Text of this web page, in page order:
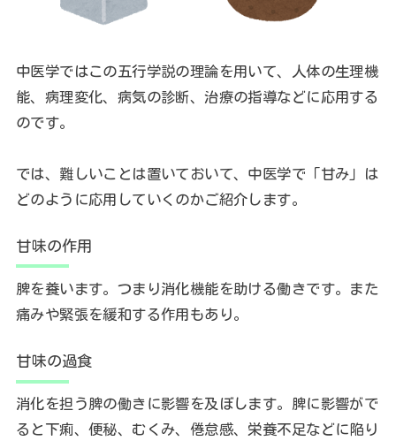
中医学ではこの五行学説の理論を用いて、人体の生理機
能、病理変化、病気の診断、治療の指導などに応用する
のです。
では、難しいことは置いておいて、中医学で「甘み」は
どのように応用していくのかご紹介します。
甘味の作用
脾を養います。つまり消化機能を助ける働きです。また
痛みや緊張を緩和する作用もあり。
甘味の過食
消化を担う脾の働きに影響を及ぼします。脾に影響がで
ると下痢、便秘、むくみ、倦怠感、栄養不足などに陥り